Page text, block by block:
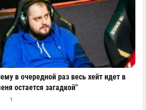
в очередной раз весь хейт идет в
остается загадкой"
1